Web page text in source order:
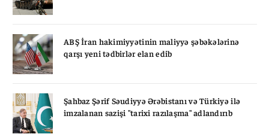
ABŞ İran hakimiyyətinin maliyyə şəbəkələrinə
qarşı yeni tədbirlər elan edib
Şahbaz Şərif Səudiyyə Ərəbistanı və Türkiyə ilə
imzalanan sazişi "tarixi razılaşma" adlandırıb